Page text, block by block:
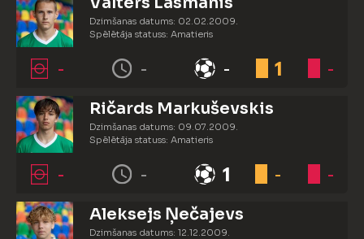
Dzimšanas datums: 02.02.2009.
Spēlētāja statuss: Amatieris
- - - 1 -
Ričards Markuševskis
Dzimšanas datums: 09.07.2009.
Spēlētāja statuss: Amatieris
- - 1 - -
Aleksejs Ņečajevs
Dzimšanas datums: 12.12.2009.